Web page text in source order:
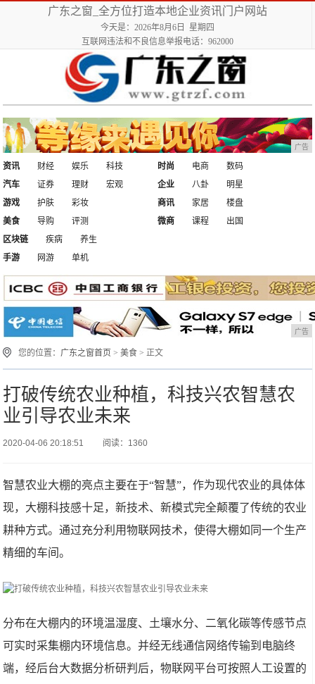
广东之窗_全方位打造本地企业资讯门户网站
今天是：2026年8月6日 星期四
互联网违法和不良信息举报电话：962000
广告
资讯 财经 娱乐
科技
汽车
证券 理财 宏观
时尚 电商
数码
企业
八卦
明星
游戏
护肤
彩妆
美食
导购 评测
商讯 家居
楼盘
微商
课程
出国
区块链
疾病
养生
手游
网游 单机
广告
您的位置： 广东之窗首页 >美食 > 正文
打破传统农业种植，科技兴农智慧农
业引导农业未来
2020-04-06 20:18:51 阅读：1360
智慧农业大棚的亮点主要在于“智慧”，作为现代农业的具体体
现，大棚科技感十足，新技术、新模式完全颠覆了传统的农业
耕种方式。通过充分利用物联网技术，使得大棚如同一个生产
精细的车间。
分布在大棚内的环境温湿度、土壤水分、二氧化碳等传感节点
可实时采集棚内环境信息。并经无线通信网络传输到电脑终
端，经后台大数据分析研判后，物联网平台可按照人工设置的